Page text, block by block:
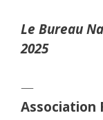
Le Bureau
2025
—
Association